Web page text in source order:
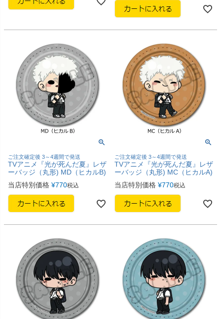
ご注文確定後 3～4週間で発送
TVアニメ『光が死んだ夏』レザ
ーバッジ（丸形) MD（ヒカルB)
当店特別価格 ¥770税込
ご注文確定後 3～4週間で発送
TVアニメ『光が死んだ夏』レザ
ーバッジ（丸形) MC（ヒカルA)
当店特別価格 ¥770税込